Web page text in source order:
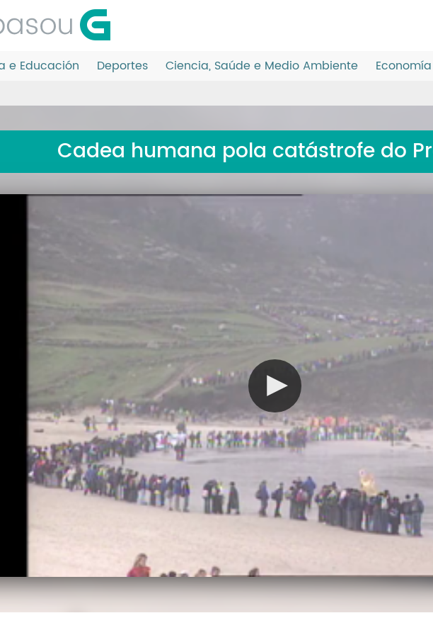
e Educación Deportes Ciencia, Saúde e Medio Ambiente
Cadea humana pola catástrofe do